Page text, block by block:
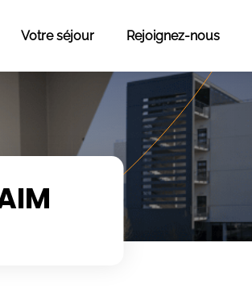
Votre séjour Rejoignez-nous